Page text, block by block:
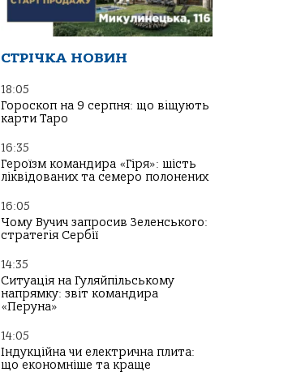
СТРІЧКА НОВИН
18:05
Гороскоп на 9 серпня: що віщують
карти Таро
16:35
Героїзм командира «Гіря»: шість
ліквідованих та семеро полонених
16:05
Чому Вучич запросив Зеленського:
стратегія Сербії
14:35
Ситуація на Гуляйпільському
напрямку: звіт командира
«Перуна»
14:05
Індукційна чи електрична плита:
що економніше та краще